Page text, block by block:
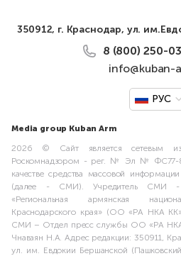
350912, г. Краснодар, ул.
8 (800) 250-
info@kuban-
РУС
Media group Kuban Arm
2026 © Сайт является сетевым
Роскомнадзором - рег. № Эл № ФС77-
качестве средства массовой
(далее - СМИ). Учредитель СМИ -
«Региональная армянская
Краснодарского края» (ОО «РА НКА
СМИ – Отдел пресс службы ОО «РА
Чнаваян Н.А. Адрес редакции: 350911,
ул. им. Евдокии Бершанской